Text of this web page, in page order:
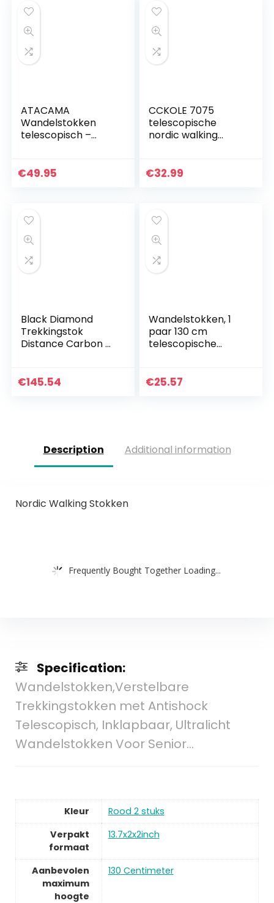
wandelstokken…
ATACAMA
Wandelstokken
telescopisch –
heren – Nordic
€49.95
CCKOLE 7075
telescopische
nordic walking
trekkingstokken
€32.99
Black Diamond
Trekkingstok
Distance Carbon Z
carbon met hoge
€145.54
Wandelstokken, 1
paar 130 cm
telescopische
wandelen
€25.57
Description Additional information
Nordic Walking Stokken
Frequently Bought Together Loading...
Specification:
Wandelstokken,Verstelbare
Trekkingstokken met Antishock
Telescopisch, Inklapbaar, Ultralicht
Wandelstokken Voor Senior…
Kleur
Rood 2 stuks
Verpakt
formaat
13.7x2x2inch
Aanbevolen
maximum
hoogte
130 Centimeter